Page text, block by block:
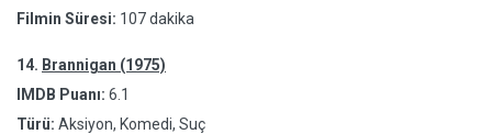
Filmin Süresi: 107 dakika
14. Brannigan (1975)
IMDB Puanı: 6.1
Türü: Aksiyon, Komedi, Suç